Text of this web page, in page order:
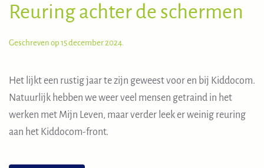
Reuring achter de schermen
Geschreven op 15 december 2024
Het lijkt een rustig jaar te zijn geweest voor en bij Kiddocom.
Natuurlijk hebben we weer veel mensen getraind in het
werken met Mijn Leven, maar verder leek er weinig reuring
aan het Kiddocom-front.